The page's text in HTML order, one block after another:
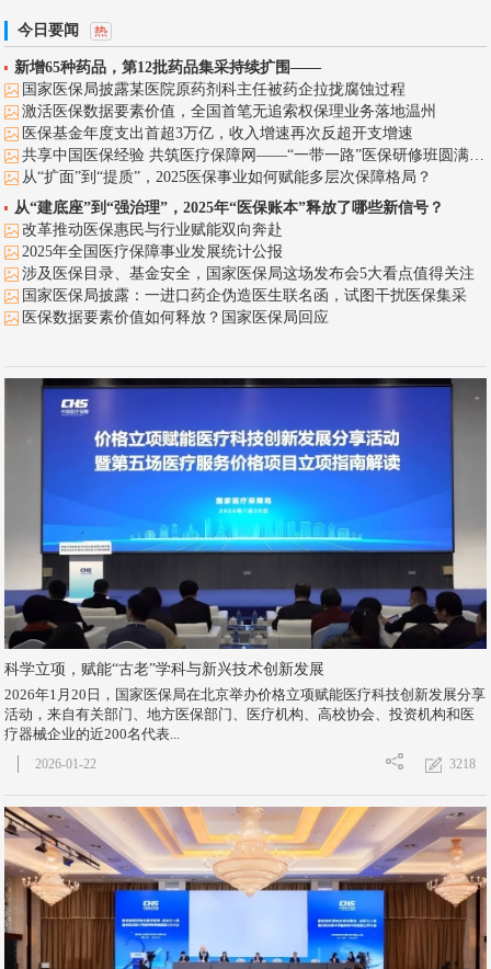
今日要闻
新增65种药品，第12批药品集采持续扩围——
国家医保局披露某医院原药剂科主任被药企拉拢腐蚀过程
激活医保数据要素价值，全国首笔无追索权保理业务落地温州
医保基金年度支出首超3万亿，收入增速再次反超开支增速
共享中国医保经验 共筑医疗保障网——“一带一路”医保研修班圆满落幕！
从“扩面”到“提质”，2025医保事业如何赋能多层次保障格局？
从“建底座”到“强治理”，2025年“医保账本”释放了哪些新信号？
改革推动医保惠民与行业赋能双向奔赴
2025年全国医疗保障事业发展统计公报
涉及医保目录、基金安全，国家医保局这场发布会5大看点值得关注
国家医保局披露：一进口药企伪造医生联名函，试图干扰医保集采
医保数据要素价值如何释放？国家医保局回应
科学立项，赋能“古老”学科与新兴技术创新发展
2026年1月20日，国家医保局在北京举办价格立项赋能医疗科技创新发展分享
活动，来自有关部门、地方医保部门、医疗机构、高校协会、投资机构和医
疗器械企业的近200名代表...
3218
2026-01-22